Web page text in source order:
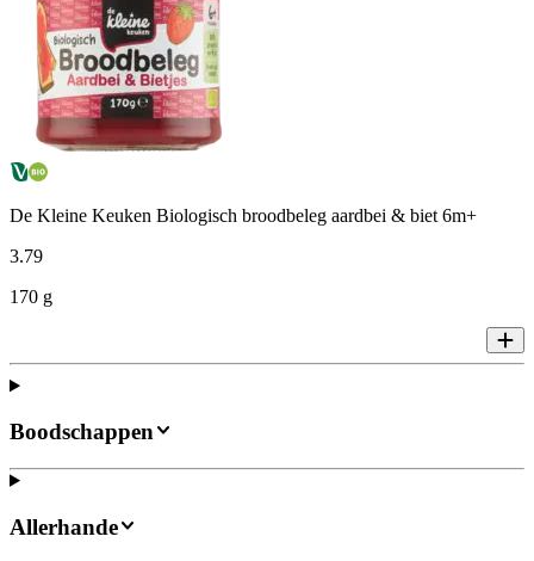
De Kleine Keuken Biologisch broodbeleg aardbei & biet 6m+
3.79
170 g
Boodschappen
Allerhande